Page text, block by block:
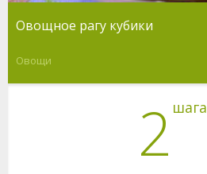
Овощное рагу кубики
Овощи
2 шага